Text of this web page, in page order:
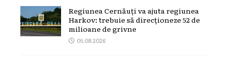
Regiunea Cernăuți va ajuta regiunea
Harkov: trebuie să direcționeze 52 de
milioane de grivne
05.08.2026